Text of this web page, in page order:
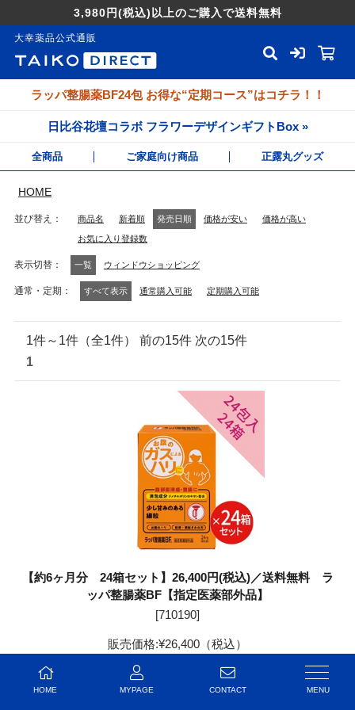
3,980円(税込) 以上のご購入で送料無料
大幸薬品公式通販
ラッパ整腸薬BF24包 お得な“定期コース”はコチラ！！
日比谷花壇コラボ フラワーデザインギフトBox »
全商品 ご家庭向け商品 正露丸グッズ
HOME
並び替え 商品名 新着順 発売日順 価格が安い 価格が高い
お気に入り登録数
表示切替 一覧 ウィンドウショッピング
通常・定期 すべて表示 通常購入可能 定期購入可能
1件～1件（全1件） 前の15件 次の15件
1
【約6ヶ月分 24箱セット】26,400円(税込)／送料無料 ラ
ッパ整腸薬BF【指定医薬部外品】
[710190]
販売価格:¥26,400 （税込）
お気に入りの登録人数：0人
お気に入りに追加
HOME MYPAGE CONTACT